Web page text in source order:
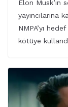
Elon
yayıncılarına
NMPA’yı
kötüye